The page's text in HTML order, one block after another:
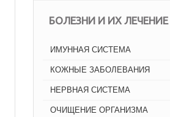
БОЛЕЗНИ И ИХ ЛЕЧЕНИЕ
ИМУННАЯ СИСТЕМА
КОЖНЫЕ ЗАБОЛЕВАНИЯ
НЕРВНАЯ СИСТЕМА
ОЧИЩЕНИЕ ОРГАНИЗМА